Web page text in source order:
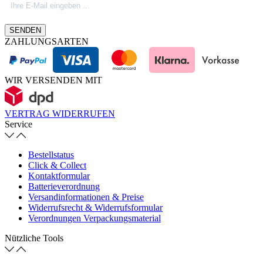
Firmeninfos. Besuche unseren Blog.
SENDEN
ZAHLUNGSARTEN
WIR VERSENDEN MIT
VERTRAG WIDERRUFEN
Service
Bestellstatus
Click & Collect
Kontaktformular
Batterieverordnung
Versandinformationen & Preise
Widerrufsrecht & Widerrufsformular
Verordnungen Verpackungsmaterial
Nützliche Tools